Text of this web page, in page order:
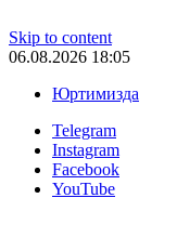
Skip to content
06.08.2026 18:05
Юртимизда
Telegram
Instagram
Facebook
YouTube